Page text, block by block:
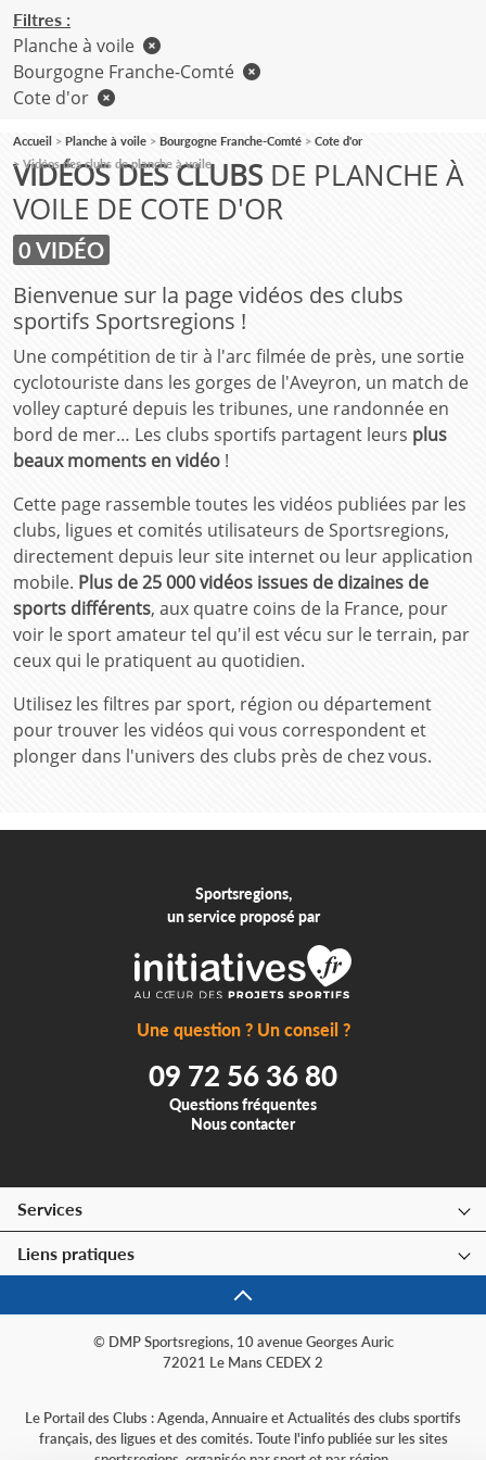
VIDÉOS DES CLUBS DE PLANCHE À
VOILE DE COTE D'OR
0 VIDÉO
Bienvenue sur la page vidéos des clubs
sportifs Sportsregions !
Une compétition de tir à l'arc filmée de près, une sortie
cyclotouriste dans les gorges de l'Aveyron, un match de
volley capturé depuis les tribunes, une randonnée en
bord de mer… Les clubs sportifs partagent leurs plus
beaux moments en vidéo !
Cette page rassemble toutes les vidéos publiées par les
clubs, ligues et comités utilisateurs de Sportsregions,
directement depuis leur site internet ou leur application
mobile. Plus de 25 000 vidéos issues de dizaines de
sports différents, aux quatre coins de la France, pour
voir le sport amateur tel qu'il est vécu sur le terrain, par
ceux qui le pratiquent au quotidien.
Utilisez les filtres par sport, région ou département
pour trouver les vidéos qui vous correspondent et
plonger dans l'univers des clubs près de chez vous.
Filtres :
Planche à voile
Bourgogne Franche-Comté
Cote d'or
Accueil Planche à voile Bourgogne Franche-Comté
Cote d'or
Vidéos des clubs de planche à voile
Sportsregions,
un service proposé par
Une question ? Un conseil ?
09 72 56 36 80
Questions fréquentes
Nous contacter
Services
Liens pratiques
© DMP Sportsregions, 10 avenue Georges Auric
72021 Le Mans CEDEX 2
Le Portail des Clubs : Agenda, Annuaire et Actualités des clubs sportifs
français, des ligues et des comités. Toute l'info publiée sur les sites